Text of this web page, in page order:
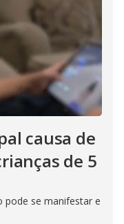
causa de
de 5
pode se manifestar e